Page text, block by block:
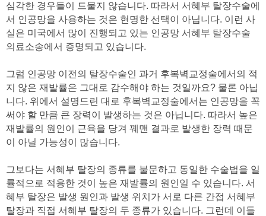
심각한 경우들이 드물지 않습니다. 따라서 서혜부 탈장수술에
서 인공망을 사용하는 것은 현명한 선택이 아닙니다. 이런 사
실은 미국에서 많이 진행되고 있는 인공망 서혜부 탈장수술
의료소송에서 증명되고 있습니다.
그럼 인공망 이전의 탈장수술인 과거 후복벽교정술에서의 적
지 않은 재발률은 그대로 감수해야 하는 것일까요? 물론 아닙
니다. 위에서 설명드린 대로 후복벽교정술에서는 인공망을 꼭
써야 할 만큼 큰 장력이 발생하는 것은 아닙니다. 따라서 높은
재발률의 원인이 근육을 당겨 꿰맨 결과로 발생한 장력 때문
이 아닐 가능성이 많습니다.
그보다는 서혜부 탈장의 종류를 불문하고 동일한 수술법을 일
률적으로 적용한 것이 높은 재발률의 원인일 수 있습니다. 서
혜부 탈장은 발생 원인과 발생 위치가 서로 다른 간접 서혜부
탈장과 직접 서혜부 탈장의 두 종류가 있습니다. 그런데 이들